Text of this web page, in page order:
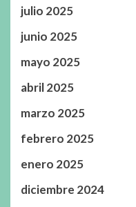
julio 2025
junio 2025
mayo 2025
abril 2025
marzo 2025
febrero 2025
enero 2025
diciembre 2024